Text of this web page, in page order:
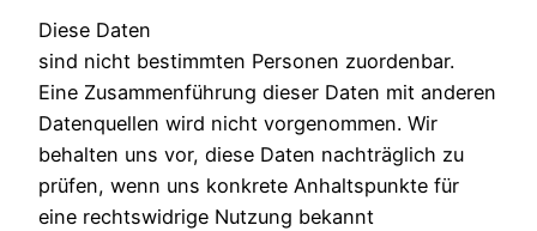
Diese Daten
sind nicht bestimmten Personen zuordenbar.
Eine Zusammenführung dieser Daten mit anderen
Datenquellen wird nicht vorgenommen. Wir
behalten uns vor, diese Daten nachträglich zu
prüfen, wenn uns konkrete Anhaltspunkte für
eine rechtswidrige Nutzung bekannt